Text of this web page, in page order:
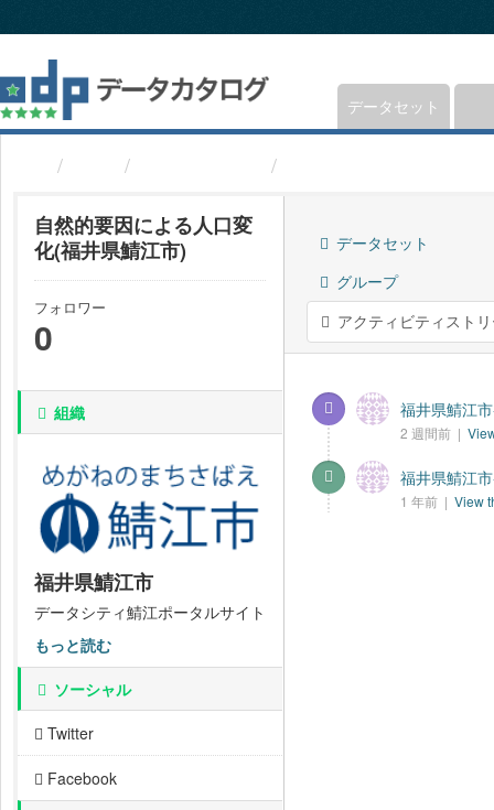
キ
プ
し
て
データセット
自然的要因による人口変
化(福井県鯖江市)
フォロワー
0
組織
福井県鯖江市
データシティ鯖江ポータルサイト
もっと読む
ソーシャル
Twitter
Facebook
データセット
グループ
アクティビティスト
福井県鯖江
2 週間前 |
福井県鯖江
1 年前 | View